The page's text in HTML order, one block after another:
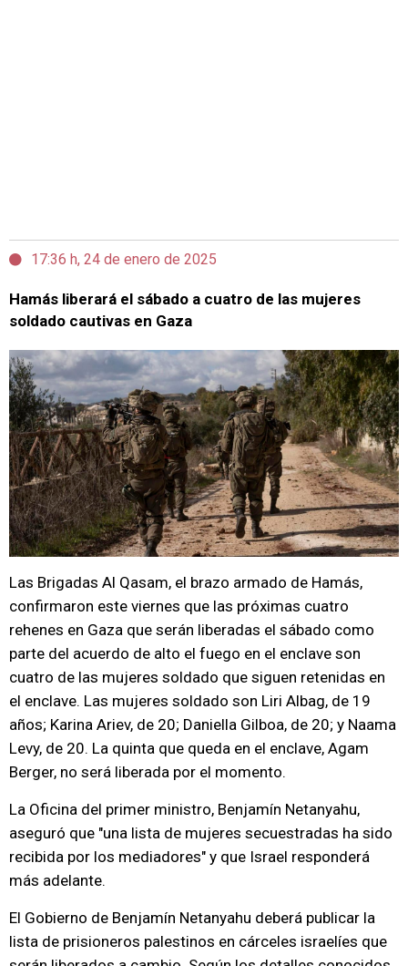
17:36 h, 24 de enero de 2025
Hamás liberará el sábado a cuatro de las mujeres
soldado cautivas en Gaza
Las Brigadas Al Qasam, el brazo armado de Hamás,
confirmaron este viernes que las próximas cuatro
rehenes en Gaza que serán liberadas el sábado como
parte del acuerdo de alto el fuego en el enclave son
cuatro de las mujeres soldado que siguen retenidas en
el enclave. Las mujeres soldado son Liri Albag, de 19
años; Karina Ariev, de 20; Daniella Gilboa, de 20; y Naama
Levy, de 20. La quinta que queda en el enclave, Agam
Berger, no será liberada por el momento.
La Oficina del primer ministro, Benjamín Netanyahu,
aseguró que "una lista de mujeres secuestradas ha sido
recibida por los mediadores" y que Israel responderá
más adelante.
El Gobierno de Benjamín Netanyahu deberá publicar la
lista de prisioneros palestinos en cárceles israelíes que